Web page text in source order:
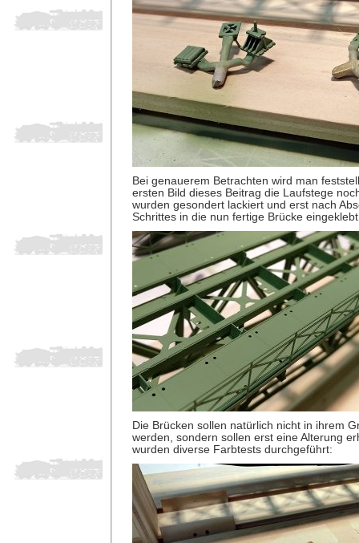
Bei genauerem Betrachten wird man
ersten Bild dieses Beitrag die Laufstege
wurden gesondert lackiert und erst nach
Schrittes in die nun fertige Brücke
Die Brücken sollen natürlich nicht in ihrem
werden, sondern sollen erst eine Alterung
wurden diverse Farbtests durchgeführt: